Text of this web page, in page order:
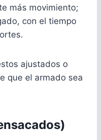
más movimiento;
con el tiempo
ajustados o
que el armado sea